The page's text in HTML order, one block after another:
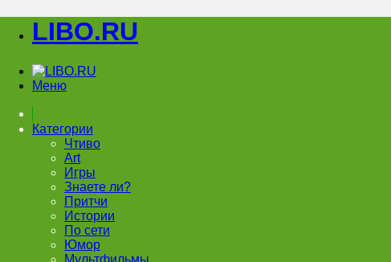
LIBO.RU
Меню
Категории
Чтиво
Art
Игры
Знаете ли?
Притчи
Истории
По сети
Юмор
Мультфильмы